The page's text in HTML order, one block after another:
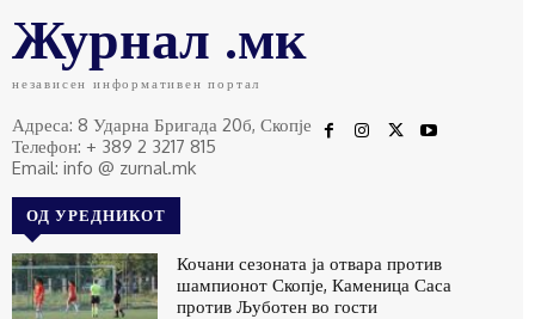
Журнал .мк
независен информативен портал
Адреса: 8 Ударна Бригада 20б, Скопје
Телефон: + 389 2 3217 815
Email: info @ zurnal.mk
ОД УРЕДНИКОТ
Кочани сезоната ја отвара против
шампионот Скопје, Каменица Саса
против Љуботен во гости